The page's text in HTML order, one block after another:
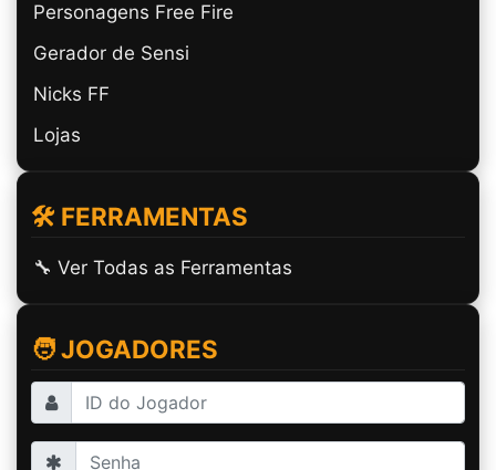
Personagens Free Fire
Gerador de Sensi
Nicks FF
Lojas
🛠️ FERRAMENTAS
🔧 Ver Todas as Ferramentas
🧑 JOGADORES